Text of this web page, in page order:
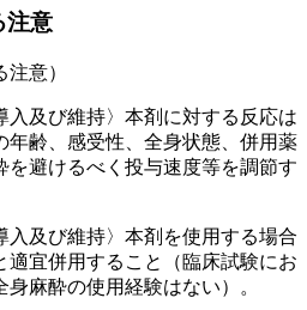
注意
意）
及び維持〉本剤に対する反応は
年齢、感受性、全身状態、併用薬
を避けるべく投与速度等を調節す
及び維持〉本剤を使用する場合
適宜併用すること（臨床試験にお
麻酔の使用経験はない）。